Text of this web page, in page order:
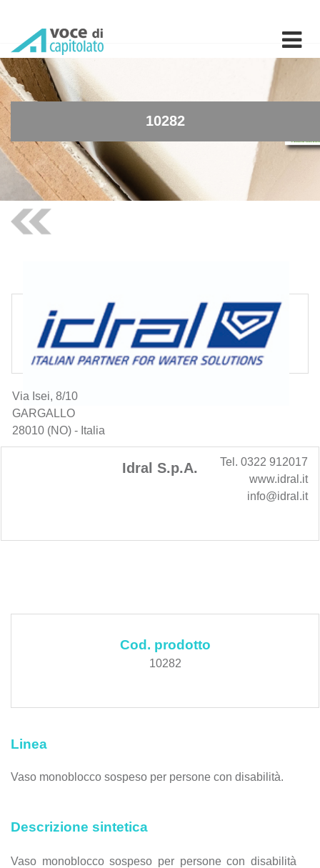
10282
Idral S.p.A.
Via Isei, 8/10
GARGALLO
28010 (NO) - Italia
Tel. 0322 912017
www.idral.it
info@idral.it
Cod. prodotto
10282
Linea
Vaso monoblocco sospeso per persone con disabilità.
Descrizione sintetica
Vaso monoblocco sospeso per persone con disabilità